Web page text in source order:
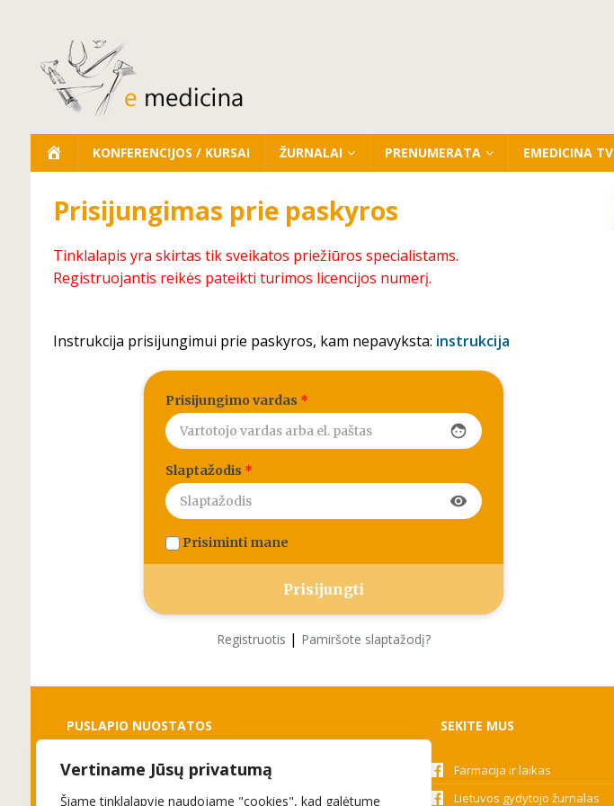
Vertiname Jūsų privatumą
Šiame tinklalapyje naudojame "cookies", kad galėtume
KONFERENCIJOS / KURSAI ŽURNALAI PRENUMERATA EMEDICINA TV
Prisijungimas prie paskyros
Tinklalapis yra skirtas tik sveikatos priežiūros specialistams.
Registruojantis reikės pateikti turimos licencijos numerį.
Instrukcija prisijungimui prie paskyros, kam nepavyksta: instrukcija
Prisijungimo vardas *
face
Slaptažodis *
visibility
Prisiminti mane
Registruotis | Pamiršote slaptažodį?
PUSLAPIO NUOSTATOS
Slapukai
Privatumo politika
SEKITE MUS
Farmacija ir laikas
Lietuvos gydytojo žurnalas